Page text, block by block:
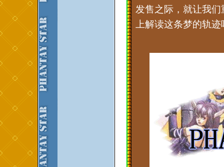
发售之际，就让我
上解读这条梦的轨迹